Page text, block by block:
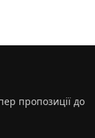
пропозиції до